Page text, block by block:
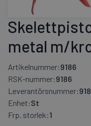
metal m/
Artikelnummer:9186
RSK-nummer:9186
Leverantörsnummer:
Enhet:St
Frp. storlek:1